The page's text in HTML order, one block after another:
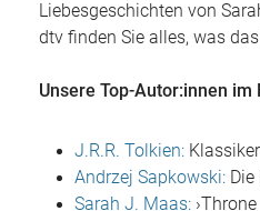
Liebesgeschichten von
dtv finden Sie alles, was
Unsere Top-Autor:innen im
J.R.R. Tolkien:
Andrzej Sapkowski:
Sarah J. Maas: